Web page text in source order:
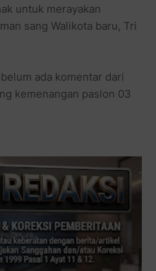
untuk merayakan
sang Walikota baru, Tri
ada komentar dari
kemenangan paslon 03